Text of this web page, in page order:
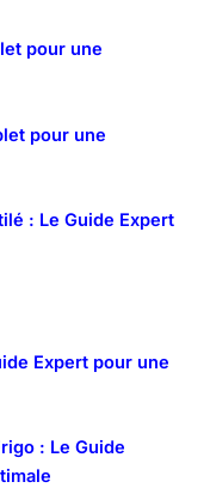
pour une
pour une
: Le Guide Expert
Expert pour une
: Le Guide